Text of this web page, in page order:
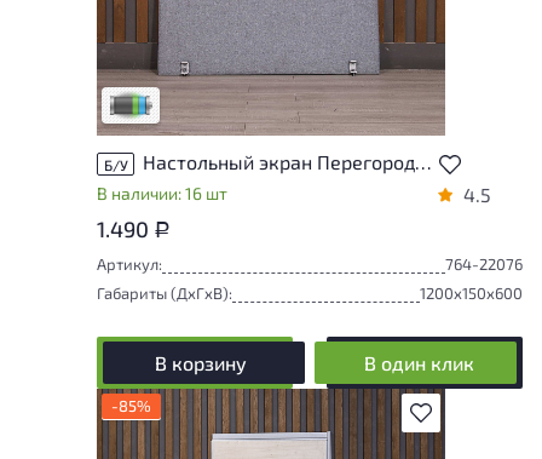
износа. От состояния, приближенного к
новому, до незначительных следов
эксплуатации. Подробнее об износе в
разделе характеристики.
Низкая степень износа
Б/У Настольный экран Перегородка Ткань Серый Россия
В наличии: 16 шт 4.5
1.490 Р
Артикул:
764-22076
Габариты (ДxГxВ):
1200x150x600
В корзину В один клик
В избранное
-85%